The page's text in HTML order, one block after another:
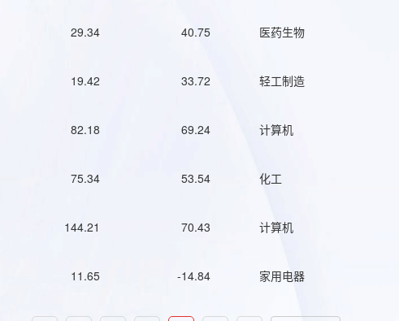
29.34 40.75 医药生物
19.42 33.72 轻工制造
82.18 69.24 计算机
75.34 53.54 化工
144.21 70.43 计算机
11.65 -14.84 家用电器